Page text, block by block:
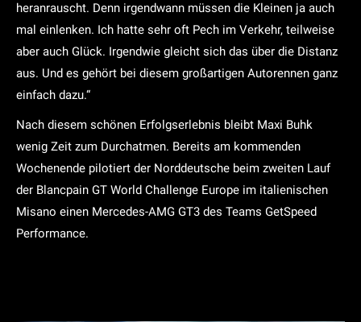
heranrauscht. Denn irgendwann müssen die Kleinen ja auch
mal einlenken. Ich hatte sehr oft Pech im Verkehr, teilweise
aber auch Glück. Irgendwie gleicht sich das über die Distanz
aus. Und es gehört bei diesem großartigen Autorennen ganz
einfach dazu.“
Nach diesem schönen Erfolgserlebnis bleibt Maxi Buhk
wenig Zeit zum Durchatmen. Bereits am kommenden
Wochenende pilotiert der Norddeutsche beim zweiten Lauf
der Blancpain GT World Challenge Europe im italienischen
Misano einen Mercedes-AMG GT3 des Teams GetSpeed
Performance.